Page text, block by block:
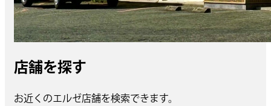
店舗を探す
お近くのエルゼ店舗を検索できます。